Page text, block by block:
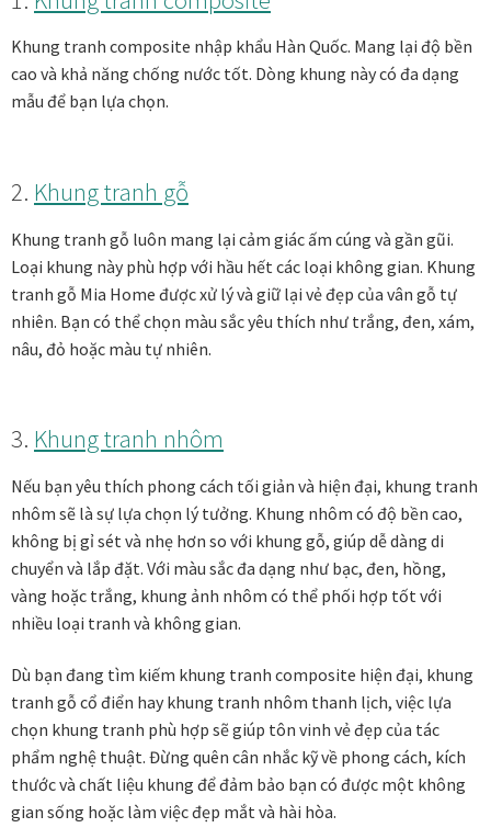
Khung tranh composite nhập khẩu Hàn Quốc. Mang lại độ bền
cao và khả năng chống nước tốt. Dòng khung này có đa dạng
mẫu để bạn lựa chọn.
2. Khung tranh gỗ
Khung tranh gỗ luôn mang lại cảm giác ấm cúng và gần gũi.
Loại khung này phù hợp với hầu hết các loại không gian. Khung
tranh gỗ Mia Home được xử lý và giữ lại vẻ đẹp của vân gỗ tự
nhiên. Bạn có thể chọn màu sắc yêu thích như trắng, đen, xám,
nâu, đỏ hoặc màu tự nhiên.
3. Khung tranh nhôm
Nếu bạn yêu thích phong cách tối giản và hiện đại, khung tranh
nhôm sẽ là sự lựa chọn lý tưởng. Khung nhôm có độ bền cao,
không bị gỉ sét và nhẹ hơn so với khung gỗ, giúp dễ dàng di
chuyển và lắp đặt. Với màu sắc đa dạng như bạc, đen, hồng,
vàng hoặc trắng, khung ảnh nhôm có thể phối hợp tốt với
nhiều loại tranh và không gian.
Dù bạn đang tìm kiếm khung tranh composite hiện đại, khung
tranh gỗ cổ điển hay khung tranh nhôm thanh lịch, việc lựa
chọn khung tranh phù hợp sẽ giúp tôn vinh vẻ đẹp của tác
phẩm nghệ thuật. Đừng quên cân nhắc kỹ về phong cách, kích
thước và chất liệu khung để đảm bảo bạn có được một không
gian sống hoặc làm việc đẹp mắt và hài hòa.